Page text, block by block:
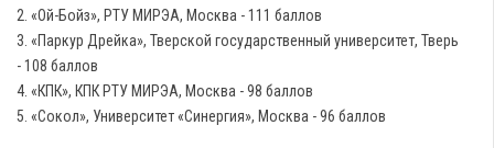
2. «Ой-Бойз», РТУ МИРЭА, Москва - 111 баллов
3. «Паркур Дрейка», Тверской государственный университет, Тверь
- 108 баллов
4. «КПК», КПК РТУ МИРЭА, Москва - 98 баллов
5. «Сокол», Университет «Синергия», Москва - 96 баллов